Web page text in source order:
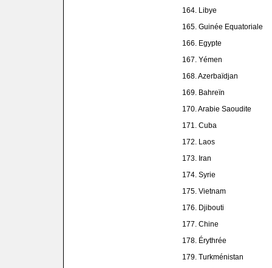
164. Libye
165. Guinée Equatoriale
166. Egypte
167. Yémen
168. Azerbaïdjan
169. Bahreïn
170. Arabie Saoudite
171. Cuba
172. Laos
173. Iran
174. Syrie
175. Vietnam
176. Djibouti
177. Chine
178. Érythrée
179. Turkménistan